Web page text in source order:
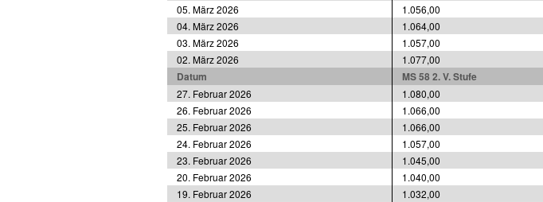
05. März 2026
1.056,00
04. März 2026
1.064,00
03. März 2026
1.057,00
02. März 2026
1.077,00
Datum MS 58 2. V. Stufe
27. Februar 2026
1.080,00
26. Februar 2026
1.066,00
25. Februar 2026
1.066,00
24. Februar 2026
1.057,00
23. Februar 2026
1.045,00
20. Februar 2026
1.040,00
19. Februar 2026
1.032,00